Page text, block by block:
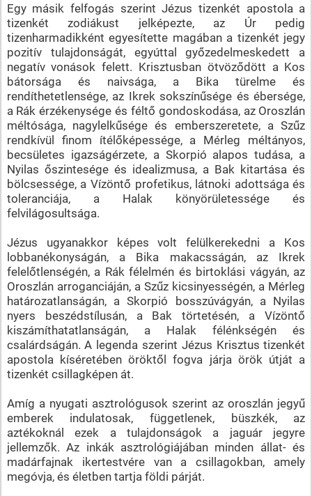
Egy másik felfogás szerint Jézus tizenkét apostola a
tizenkét zodiákust jelképezte, az Úr pedig
tizenharmadikként egyesítette magában a tizenkét jegy
pozitív tulajdonságát, egyúttal győzedelmeskedett a
negatív vonások felett. Krisztusban ötvöződött a Kos
bátorsága és naivsága, a Bika türelme és
rendíthetetlensége, az Ikrek sokszínűsége és ébersége,
a Rák érzékenysége és féltő gondoskodása, az Oroszlán
méltósága, nagylelkűsége és emberszeretete, a Szűz
rendkívül finom ítélőképessége, a Mérleg méltányos,
becsületes igazságérzete, a Skorpió alapos tudása, a
Nyilas őszintesége és idealizmusa, a Bak kitartása és
bölcsessége, a Vízöntő profetikus, látnoki adottsága és
toleranciája, a Halak könyörületessége és
felvilágosultsága.
Jézus ugyanakkor képes volt felülkerekedni a Kos
lobbanékonyságán, a Bika makacsságán, az Ikrek
felelőtlenségén, a Rák félelmén és birtoklási vágyán, az
Oroszlán arroganciáján, a Szűz kicsinyességén, a Mérleg
határozatlanságán, a Skorpió bosszúvágyán, a Nyilas
nyers beszédstílusán, a Bak törtetésén, a Vízöntő
kiszámíthatatlanságán, a Halak félénkségén és
csalárdságán. A legenda szerint Jézus Krisztus tizenkét
apostola kíséretében öröktől fogva járja örök útját a
tizenkét csillagképen át.
Amíg a nyugati asztrológusok szerint az oroszlán jegyű
emberek indulatosak, függetlenek, büszkék, az
aztékoknál ezek a tulajdonságok a jaguár jegyre
jellemzők. Az inkák asztrológiájában minden állat- és
madárfajnak ikertestvére van a csillagokban, amely
megóvja, és életben tartja földi párját.